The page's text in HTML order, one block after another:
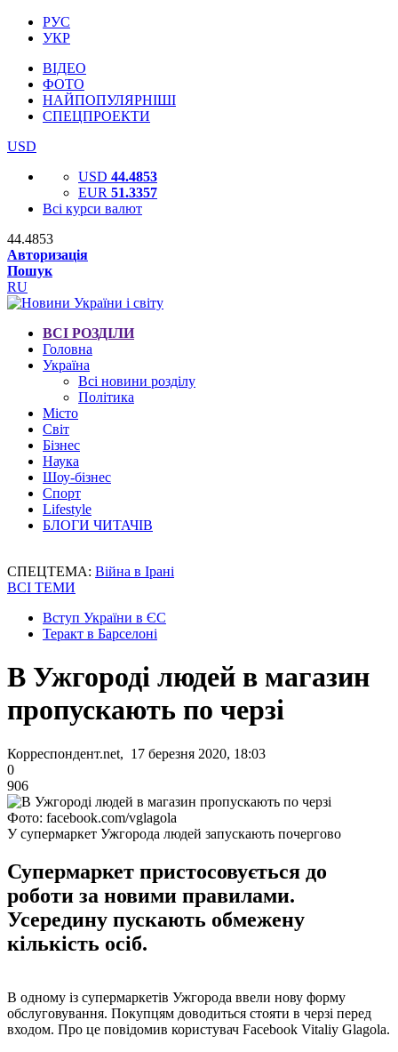
РУС
УКР
ВІДЕО
ФОТО
НАЙПОПУЛЯРНІШІ
СПЕЦПРОЕКТИ
USD
USD 44.4853
EUR 51.3357
Всі курси валют
44.4853
Авторизація
Пошук
RU
ВСІ РОЗДІЛИ
Головна
Україна
Всі новини розділу
Політика
Місто
Світ
Бізнес
Наука
Шоу-бізнес
Спорт
Lifestyle
БЛОГИ ЧИТАЧІВ
СПЕЦТЕМА: Війна в Ірані
ВСІ ТЕМИ
Вступ України в ЄС
Теракт в Барселоні
В Ужгороді людей в магазин
пропускають по черзі
Корреспондент.net, 17 березня 2020, 18:03
0
906
Фото: facebook.com/vglagola
У супермаркет Ужгорода людей запускають почергово
Супермаркет пристосовується до
роботи за новими правилами.
Усередину пускають обмежену
кількість осіб.
В одному із супермаркетів Ужгорода ввели нову форму
обслуговування. Покупцям доводиться стояти в черзі перед
входом. Про це повідомив користувач Facebook Vitaliy Glagola.